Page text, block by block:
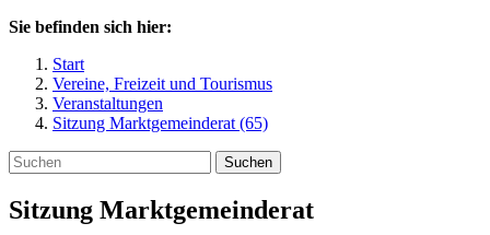
Sie befinden sich hier:
Start
Vereine, Freizeit und Tourismus
Veranstaltungen
Sitzung Marktgemeinderat (65)
Suchen
Sitzung Marktgemeinderat